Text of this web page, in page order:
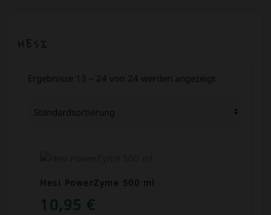
Ergebnisse 13 – 24 von 24 werden angezeigt
Hesi PowerZyme 500 ml
10,95 €